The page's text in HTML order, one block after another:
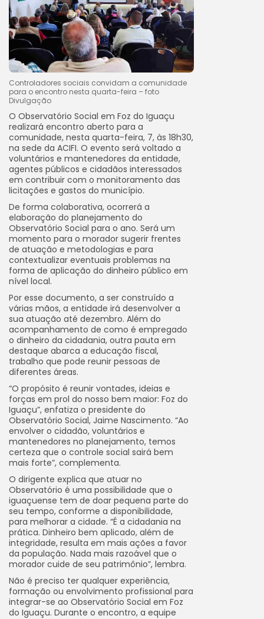
Controladores sociais convidam a comunidade
para o encontro nesta quarta-feira – foto
Divulgação
O Observatório Social em Foz do Iguaçu
realizará encontro aberto para a
comunidade, nesta quarta-feira, 7, às 18h30,
na sede da ACIFI. O evento será voltado a
voluntários e mantenedores da entidade,
agentes públicos e cidadãos interessados
em contribuir com o monitoramento das
licitações e gastos do município.
De forma colaborativa, ocorrerá a
elaboração do planejamento do
Observatório Social para o ano. Será um
momento para o morador sugerir frentes
de atuação e metodologias e para
contextualizar eventuais problemas na
forma de aplicação do dinheiro público em
nível local.
Por esse documento, a ser construído a
várias mãos, a entidade irá desenvolver a
sua atuação até dezembro. Além do
acompanhamento de como é empregado
o dinheiro da cidadania, outra pauta em
destaque abarca a educação fiscal,
trabalho que pode reunir pessoas de
diferentes áreas.
“O propósito é reunir vontades, ideias e
forças em prol do nosso bem maior: Foz do
Iguaçu”, enfatiza o presidente do
Observatório Social, Jaime Nascimento. “Ao
envolver o cidadão, voluntários e
mantenedores no planejamento, temos
certeza que o controle social sairá bem
mais forte”, complementa.
O dirigente explica que atuar no
Observatório é uma possibilidade que o
iguaçuense tem de doar pequena parte do
seu tempo, conforme a disponibilidade,
para melhorar a cidade. “É a cidadania na
prática. Dinheiro bem aplicado, além de
integridade, resulta em mais ações a favor
da população. Nada mais razoável que o
morador cuide de seu patrimônio”, lembra.
Não é preciso ter qualquer experiência,
formação ou envolvimento profissional para
integrar-se ao Observatório Social em Foz
do Iguaçu. Durante o encontro, a equipe